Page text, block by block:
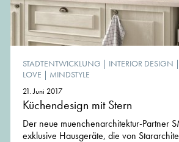
STADTENTWICKLUNG | INTERIOR DESIGN |
LOVE | MINDSTYLE
21. Juni 2017
Küchendesign mit Stern
Der neue muenchenarchitektur-Partner
exklusive Hausgeräte, die von